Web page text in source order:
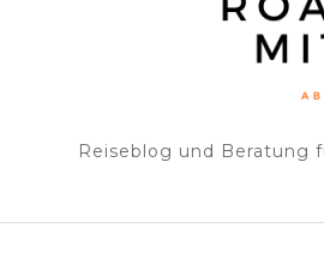
Reiseblog und Beratung